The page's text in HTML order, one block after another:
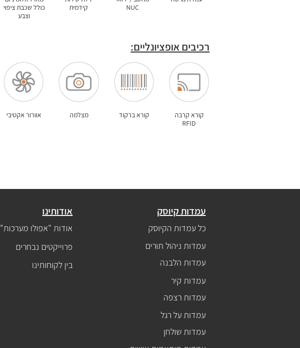
NUC
קידמית
כולל שכבת ציפוי
וצבע
רכיבים אופציונליים:
קורא קרבה
RFID
קורא ברקוד מצלמה אוורור אקטיבי
אודותינו
אודות "אפולו מערכות"
פרוייקטים נבחרים
בין לקוחותינו
עמדות קיוסק
כל עמדות הקיוסק
עמדות ניהול תורים
עמדות הלבנה
עמדות קיר
עמדות רצפה
עמדות על רגל
עמדות שולחן